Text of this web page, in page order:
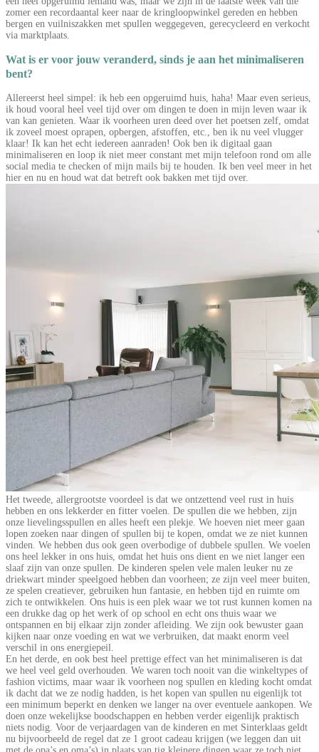
zomer een recordaantal keer naar de kringloopwinkel gereden en hebben
bergen en vuilniszakken met spullen weggegeven, gerecycleerd en verkocht
via marktplaats.
Wat is er voor jouw veranderd, sinds je aan het minimaliseren
bent?
Allereerst heel simpel: ik heb een opgeruimd huis, haha! Maar even serieus,
ik houd vooral heel veel tijd over om dingen te doen in mijn leven waar ik
van kan genieten. Waar ik voorheen uren deed over het poetsen zelf, omdat
ik zoveel moest oprapen, opbergen, afstoffen, etc., ben ik nu veel vlugger
klaar! Ik kan het echt iedereen aanraden! Ook ben ik digitaal gaan
minimaliseren en loop ik niet meer constant met mijn telefoon rond om alle
social media te checken of mijn mails bij te houden. Ik ben veel meer in het
hier en nu en houd wat dat betreft ook bakken met tijd over.
Het tweede, allergrootste voordeel is dat we ontzettend veel rust in huis
hebben en ons lekkerder en fitter voelen. De spullen die we hebben, zijn
onze lievelingsspullen en alles heeft een plekje. We hoeven niet meer gaan
lopen zoeken naar dingen of spullen bij te kopen, omdat we ze niet kunnen
vinden. We hebben dus ook geen overbodige of dubbele spullen. We voelen
ons heel lekker in ons huis, omdat het huis ons dient en we niet langer een
slaaf zijn van onze spullen. De kinderen spelen vele malen leuker nu ze
driekwart minder speelgoed hebben dan voorheen; ze zijn veel meer buiten,
ze spelen creatiever, gebruiken hun fantasie, en hebben tijd en ruimte om
zich te ontwikkelen. Ons huis is een plek waar we tot rust kunnen komen na
een drukke dag op het werk of op school en echt ons thuis waar we
ontspannen en bij elkaar zijn zonder afleiding. We zijn ook bewuster gaan
kijken naar onze voeding en wat we verbruiken, dat maakt enorm veel
verschil in ons energiepeil.
En het derde, en ook best heel prettige effect van het minimaliseren is dat
we heel veel geld overhouden. We waren toch nooit van die winkeltypes of
fashion victims, maar waar ik voorheen nog spullen en kleding kocht omdat
ik dacht dat we ze nodig hadden, is het kopen van spullen nu eigenlijk tot
een minimum beperkt en denken we langer na over eventuele aankopen. We
doen onze wekelijkse boodschappen en hebben verder eigenlijk praktisch
niets nodig. Voor de verjaardagen van de kinderen en met Sinterklaas geldt
nu bijvoorbeeld de regel dat ze 1 groot cadeau krijgen (we leggen dan uit